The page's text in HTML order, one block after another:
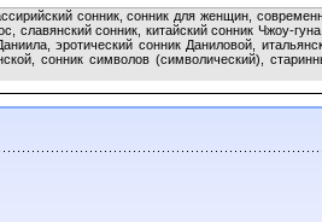
сонник, сонник для женщин,
славянский сонник, китайский сонник Чжоу-
эротический сонник Даниловой,
сонник символов (символический),